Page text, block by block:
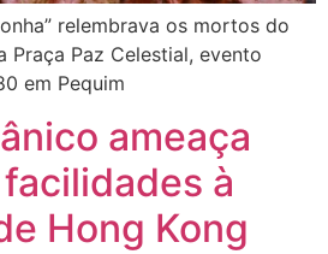
relembrava os mortos do
Praça Paz Celestial, evento
em Pequim
ameaça
à
Hong Kong